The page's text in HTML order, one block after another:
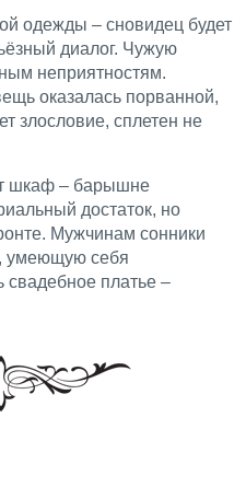
одежды – сновидец будет
диалог. Чужую
неприятностям.
оказалась порванной,
злословие, сплетен не
шкаф – барышне
достаток, но
Мужчинам сонники
умеющую себя
свадебное платье –